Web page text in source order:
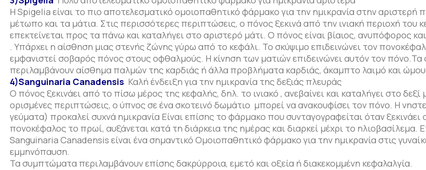
Η Spigelia είναι το πιο αποτελεσματικό ομοιοπαθητικό φάρμακο για την ημικρανία στην αριστερή
μέτωπο και τα μάτια. Στις περισσότερες περιπτώσεις, ο πόνος ξεκινά από την ινιακή περιοχή του
επεκτείνεται προς τα πάνω και καταλήγει στο αριστερό μάτι. Ο πόνος είναι βίαιος, ανυπόφορος
. Υπάρχει η αίσθηση μιας στενής ζώνης γύρω από το κεφάλι. Το σκύψιμο επιδεινώνει τον
εμφανιστεί σοβαρός πόνος στους οφθαλμούς. Η κίνηση των ματιών επιδεινώνει αυτόν τον
περιλαμβάνουν αίσθημα παλμών της καρδιάς ή άλλα προβλήματα καρδιάς, άκαμπτο λαιμό και
4)Sanguinaria Canadensis Καλή ένδειξη για την ημικρανία της δεξιάς πλευράς
Ο πόνος ξεκινάει από το πίσω μέρος της κεφαλής, δηλ. το ινιακό , ανεβαίνει και καταλήγει στο δεξί
ορισμένες περιπτώσεις, ο ύπνος σε ένα σκοτεινό δωμάτιο μπορεί να ανακουφίσει τον πόνο. Η
γεύματα) προκαλεί συχνά ημικρανία Είναι επίσης το φάρμακο που συνταγογραφείται όταν ξεκινάει
πονοκέφαλος το πρωί, αυξάνεται κατά τη διάρκεια της ημέρας και διαρκεί μέχρι το ηλιοβασίλεμα.
Sanguinaria Canadensis είναι ένα σημαντικό Ομοιοπαθητικό φάρμακο για την ημικρανία στις
εμμηνόπαυση.
Τα συμπτώματα περιλαμβάνουν επίσης δακρύρροια, εμετό και οξεία ή διακεκομμένη κεφαλαλγία.